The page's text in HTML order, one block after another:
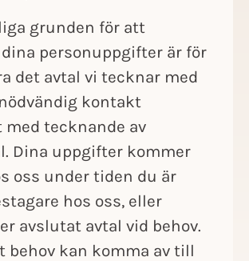
grunden för att
personuppgifter är för
det avtal vi tecknar med
kontakt
med tecknande av
Dina uppgifter kommer
oss under tiden du är
hos oss, eller
avslutat avtal vid behov.
behov kan komma av till